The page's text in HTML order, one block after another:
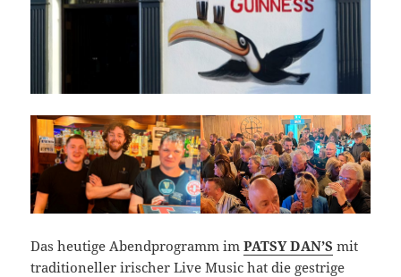
Das heutige Abendprogramm imPATSY DAN’S mit
traditioneller irischer Live Music hat die gestrige